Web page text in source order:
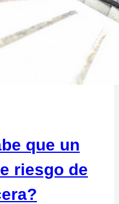
que un
riesgo de